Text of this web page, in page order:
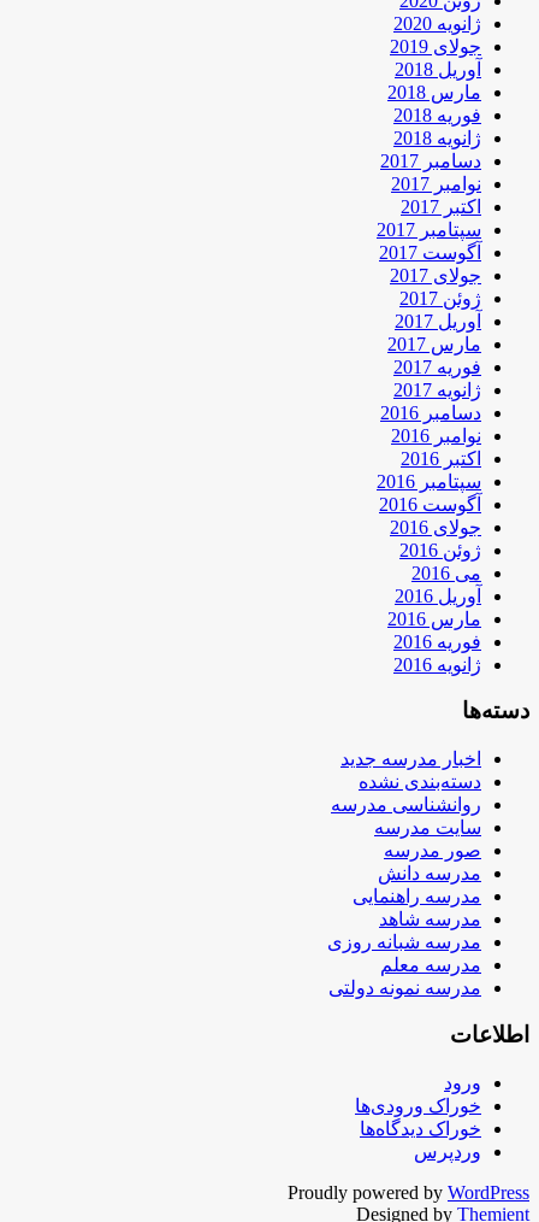
ژانویه 2020
جولای 2019
آوریل 2018
مارس 2018
فوریه 2018
ژانویه 2018
دسامبر 2017
نوامبر 2017
اکتبر 2017
سپتامبر 2017
آگوست 2017
جولای 2017
ژوئن 2017
آوریل 2017
مارس 2017
فوریه 2017
ژانویه 2017
دسامبر 2016
نوامبر 2016
اکتبر 2016
سپتامبر 2016
آگوست 2016
جولای 2016
ژوئن 2016
می 2016
آوریل 2016
مارس 2016
فوریه 2016
ژانویه 2016
دسته‌ها
اخبار مدرسه جدید
دسته‌بندی نشده
روانشناسی مدرسه
سایت مدرسه
صور مدرسه
مدرسه دانش
مدرسه راهنمایی
مدرسه شاهد
مدرسه شبانه روزی
مدرسه معلم
مدرسه نمونه دولتی
اطلاعات
ورود
خوراک ورودی‌ها
خوراک دیدگاه‌ها
وردپرس
Proudly powered by WordPress
Designed by Themient